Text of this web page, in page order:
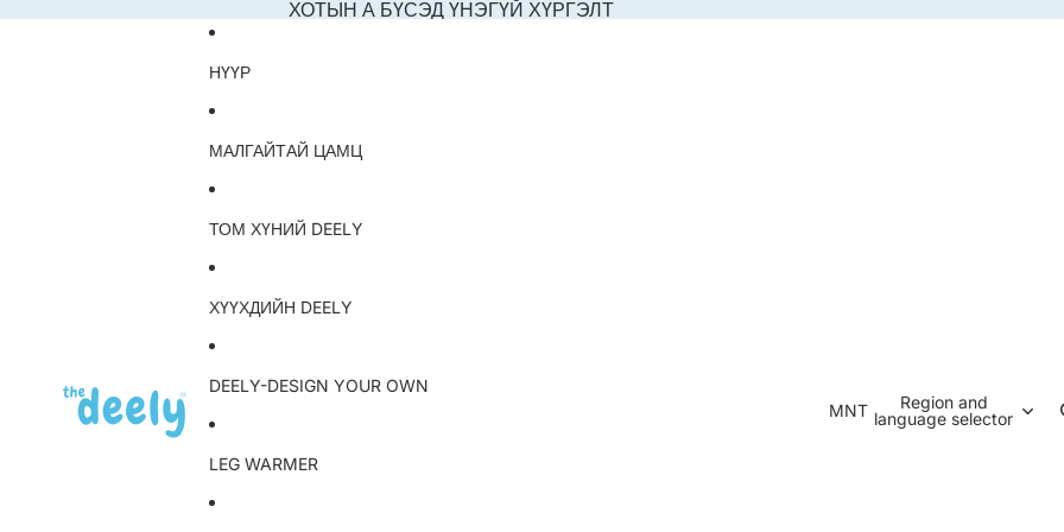
ХОТЫН А БҮСЭД ҮНЭГҮЙ ХҮРГЭЛТ
НҮҮР
МАЛГАЙТАЙ ЦАМЦ
ТОМ ХҮНИЙ DEELY
ХҮҮХДИЙН DEELY
DEELY-DESIGN YOUR OWN
LEG WARMER
MNT
Region and
language selector